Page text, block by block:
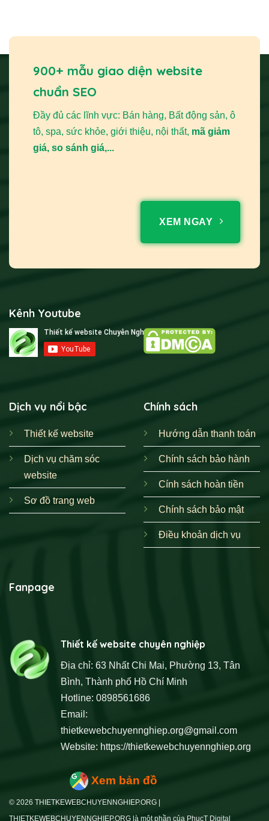
900+ mẫu giao diện website
chuẩn SEO
Đầy đủ các lĩnh vực: Bán hàng, Bất động sản, ô
tô, spa, sức khỏe, giới thiệu, nội thất, mã giảm
giá, so sánh giá,...
XEM NGAY
Kênh Youtube
Dịch vụ nổi bậc
Thiết kế website
Dịch vụ chăm sóc
website
Sơ đồ trang web
Chính sách
Hướng dẫn thanh toán
Chính sách bảo hành
Cính sách hoàn tiền
Chính sách bảo mật
Điều khoản dịch vụ
Fanpage
Thiết kế website chuyên nghiệp
Địa chỉ: 63 Nhất Chi Mai, Phường 13, Tân
Bình, Thành phố Hồ Chí Minh
Hotline: 0898561686
Email:
thietkewebchuyennghiep.org@gmail.com
Website: https://thietkewebchuyennghiep.org
Xem bản đồ
© 2026 THIETKEWEBCHUYENNGHIEP.ORG |
THIETKEWEBCHUYENNGHIEP.ORG là một phần của PhucT Digital